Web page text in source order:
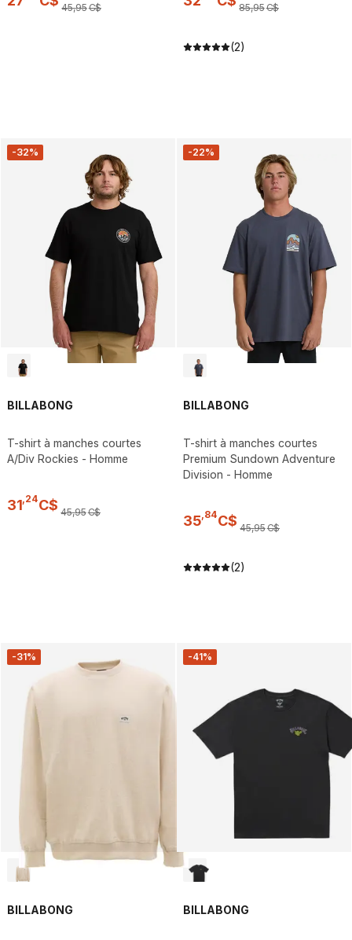
45,95C$ 85,95C$
(2)
-32%
BILLABONG
T-shirt à manches courtes
A/Div Rockies - Homme
31,24C$ 45,95C$
-22%
BILLABONG
T-shirt à manches courtes
Premium Sundown Adventure
Division - Homme
35,84C$ 45,95C$
(2)
-31%
BILLABONG
-41%
BILLABONG